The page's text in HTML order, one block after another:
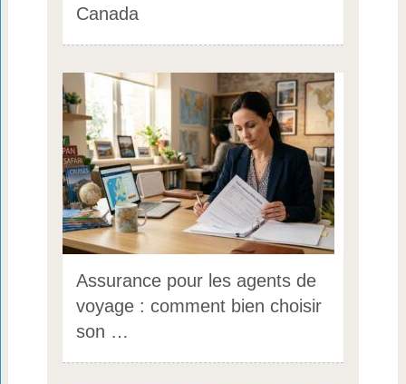
Canada
Assurance pour les agents de
voyage : comment bien choisir
son …